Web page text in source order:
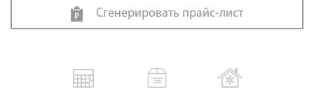
Сгенерировать прайс-лист